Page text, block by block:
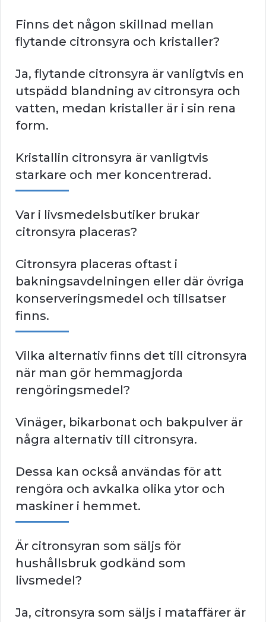
Finns det någon skillnad mellan
flytande citronsyra och kristaller?
Ja, flytande citronsyra är vanligtvis en
utspädd blandning av citronsyra och
vatten, medan kristaller är i sin rena
form.
Kristallin citronsyra är vanligtvis
starkare och mer koncentrerad.
Var i livsmedelsbutiker brukar
citronsyra placeras?
Citronsyra placeras oftast i
bakningsavdelningen eller där övriga
konserveringsmedel och tillsatser
finns.
Vilka alternativ finns det till citronsyra
när man gör hemmagjorda
rengöringsmedel?
Vinäger, bikarbonat och bakpulver är
några alternativ till citronsyra.
Dessa kan också användas för att
rengöra och avkalka olika ytor och
maskiner i hemmet.
Är citronsyran som säljs för
hushållsbruk godkänd som
livsmedel?
Ja, citronsyra som säljs i mataffärer är